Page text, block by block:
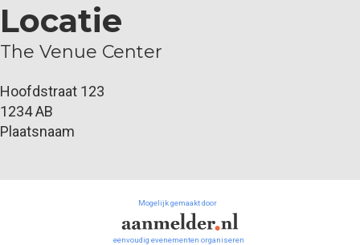
Locatie
The Venue Center
Hoofdstraat 123
1234 AB
Plaatsnaam
Mogelijk gemaakt door
eenvoudig evenementen organiseren